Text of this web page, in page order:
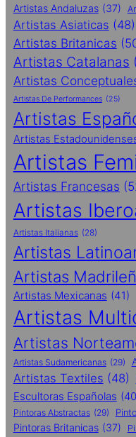
Artistas Andaluzas (37)
Artistas Asiaticas (48)
Artistas Britanicas
Artistas Catalanas
Artistas
Artistas De Performances (25)
Artistas
Artistas
Artistas
Artistas Francesas
Artistas
Artistas Italianas (28)
Artistas
Artistas
Artistas Mexicanas (41)
Artistas
Artistas
Artistas Sudamericanas (29)
Artistas Textiles (48)
Escultoras Españolas
Pintoras Abstractas (29)
Pintoras Britanicas (37)